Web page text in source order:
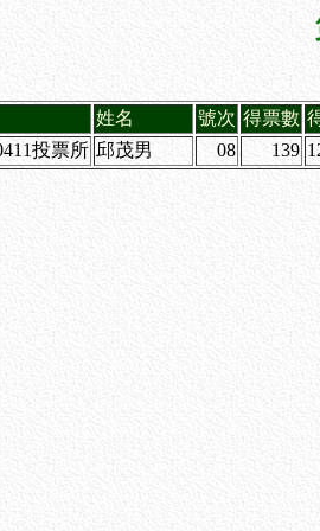
姓名 號次 得票數
投票所 邱茂男 08 139